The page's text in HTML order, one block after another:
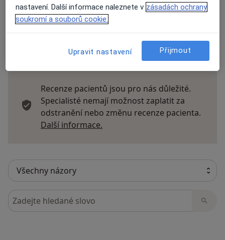
Přidejte svůj názor
Recenze pacientů jsou pro nás důležité.
Specialisté nemají možnost zaplatit za
odstranění nebo změnu recenze pacienta.
Další informace.
Hledejte v názorech
nastavení. Další informace naleznete v zásadách ochrany
soukromí a souborů cookie.
Upravit nastavení Přijmout